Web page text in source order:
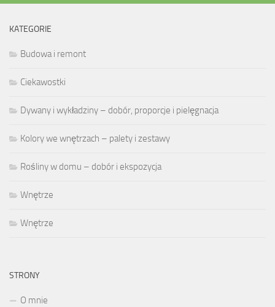
KATEGORIE
Budowa i remont
Ciekawostki
Dywany i wykładziny – dobór, proporcje i pielęgnacja
Kolory we wnętrzach – palety i zestawy
Rośliny w domu – dobór i ekspozycja
Wnętrze
Wnętrze
STRONY
O mnie